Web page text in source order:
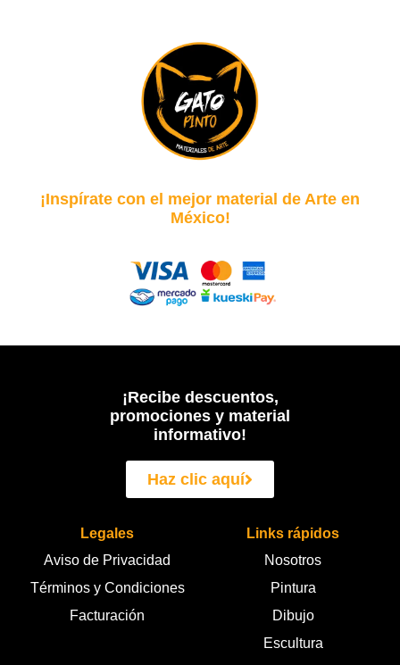
¡Inspírate con el mejor material de Arte en
México!
¡Recibe descuentos,
promociones y material
informativo!
Haz clic aquí
Legales
Aviso de Privacidad
Términos y Condiciones
Facturación
Links rápidos
Nosotros
Pintura
Dibujo
Escultura